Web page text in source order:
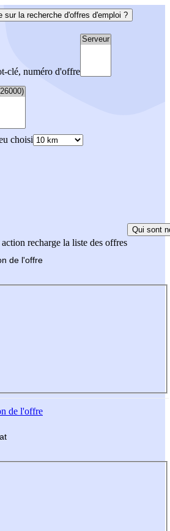
sur la recherche d'offres d'emploi ?
clé, numéro d'offre
choisi
recharge la liste des offres
Qui sont
de l'offre
de l'offre